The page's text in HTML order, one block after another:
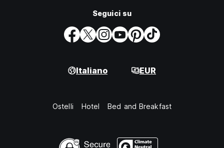
Seguici su
Italiano EUR
Ostelli Hotel Bed and Breakfast